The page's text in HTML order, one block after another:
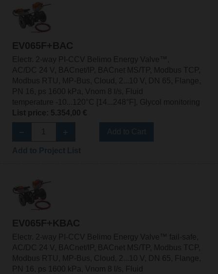
EV065F+BAC
Electr. 2-way PI-CCV Belimo Energy Valve™,
AC/DC 24 V, BACnet/IP, BACnet MS/TP, Modbus TCP,
Modbus RTU, MP-Bus, Cloud, 2...10 V, DN 65, Flange,
PN 16, ps 1600 kPa, Vnom 8 l/s, Fluid
temperature -10...120°C [14...248°F], Glycol monitoring
List price: 5.354,00 €
EV065F+KBAC
Electr. 2-way PI-CCV Belimo Energy Valve™ fail-safe,
AC/DC 24 V, BACnet/IP, BACnet MS/TP, Modbus TCP,
Modbus RTU, MP-Bus, Cloud, 2...10 V, DN 65, Flange,
PN 16, ps 1600 kPa, Vnom 8 l/s, Fluid